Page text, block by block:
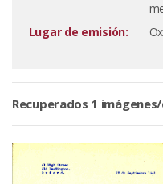
Lugar de emisión:
Recuperados 1